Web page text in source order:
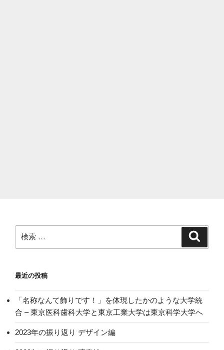
検
索:
最近の投稿
「名称なんて飾りです！」を体現したかのような大学統
合 – 東京医科歯科大学と東京工業大学は東京科学大学へ
2023年の振り返り デザイン編